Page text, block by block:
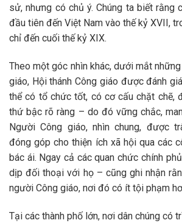
sử, nhưng có chủ ý. Chúng ta biết rằng
đầu tiên đến Việt Nam vào thế kỷ XVII,
chỉ đến cuối thế kỷ XIX.
Theo một góc nhìn khác, dưới mắt
giáo, Hội thánh Công giáo được đánh
thể có tổ chức tốt, có cơ cấu chặt chẽ,
thứ bậc rõ ràng – do đó vững chắc,
Người Công giáo, nhìn chung, được
đóng góp cho thiện ích xã hội qua các
bác ái. Ngay cả các quan chức chính
dịp đối thoại với họ – cũng ghi nhận
người Công giáo, nơi đó có ít tội phạm
Tại các thành phố lớn, nơi dân chúng có